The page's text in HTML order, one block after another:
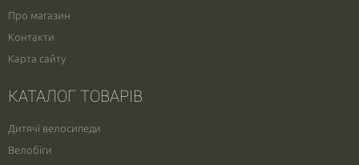
Про магазин
Контакти
Карта сайту
КАТАЛОГ ТОВАРІВ
Дитячі велосипеди
Велобіги